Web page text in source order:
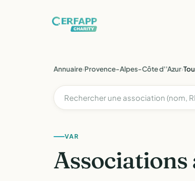
Annuaire›Provence-Alpes-Côte d''Azur›
VAR
Associations